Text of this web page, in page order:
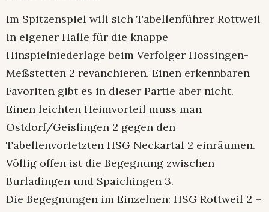
Im Spitzenspiel will sich Tabellenführer Rottweil
in eigener Halle für die knappe
Hinspielniederlage beim Verfolger Hossingen-
Meßstetten 2 revanchieren. Einen erkennbaren
Favoriten gibt es in dieser Partie aber nicht.
Einen leichten Heimvorteil muss man
Ostdorf/Geislingen 2 gegen den
Tabellenvorletzten HSG Neckartal 2 einräumen.
Völlig offen ist die Begegnung zwischen
Burladingen und Spaichingen 3.
Die Begegnungen im Einzelnen: HSG Rottweil 2 –